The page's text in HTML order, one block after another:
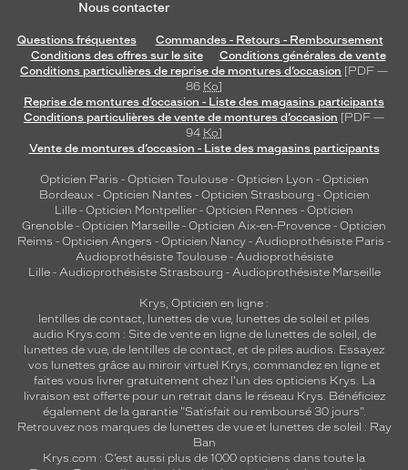
Nous contacter
Questions fréquentes
Commandes - Retours - Remboursement
Conditions des offres sur le site
Conditions générales de vente
Conditions particulières de reprise de montures d’occasion [PDF —
86 Ko]
Reprise de montures d’occasion - Liste des magasins participants
Conditions particulières de vente de montures d’occasion [PDF —
94 Ko]
Vente de montures d’occasion - Liste des magasins participants
Opticien Paris - Opticien Toulouse- Opticien Lyon - Opticien
Bordeaux- Opticien Nantes - Opticien Strasbourg - Opticien
Lille - Opticien Montpellier - Opticien Rennes - Opticien
Grenoble - Opticien Marseille - Opticien Aix-en-Provence - Opticien
Reims - Opticien Angers - Opticien Nancy - Audioprothésiste Paris -
Audioprothésiste Toulouse- Audioprothésiste
Lille- Audioprothésiste Strasbourg - Audioprothésiste Marseille
Krys, Opticien en ligne :
lentilles de contact, lunettes de vue, lunettes de soleil et piles
audio Krys.com : Site de vente en ligne de lunettes de soleil, de
lunettes de vue, de lentilles de contact, et de piles audios. Essayez
vos lunettes grâce au miroir virtuel Krys, commandez en ligne et
faites vous livrer gratuitement chez l'un des opticiens Krys. La
livraison est offerte pour un retrait dans le réseau Krys. Bénéficiez
également de la garantie "Satisfait ou remboursé 30 jours".
Retrouvez nos marques de lunettes de vue et lunettes de soleil : Ray
Ban
Krys.com : C’est aussi plus de 1000 opticiens dans toute la